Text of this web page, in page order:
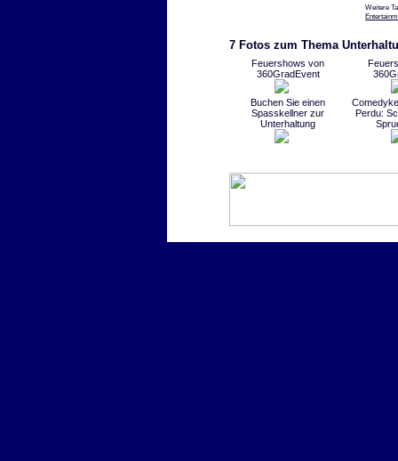
Weitere
7 Fotos zum Thema
Feuershows von
360GradEvent
Buchen Sie einen
Spasskellner zur
Unterhaltung
Perdu: